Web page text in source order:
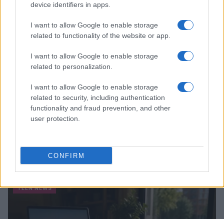
device identifiers in apps.
I want to allow Google to enable storage
related to functionality of the website or app.
I want to allow Google to enable storage
related to personalization.
I want to allow Google to enable storage
related to security, including authentication
functionality and fraud prevention, and other
user protection.
CONFIRM
TEEN NEWS
Guida al giornalino teen: linea editoriale, ruoli e
strumenti gratis
Matteo Pellegrino · 3 Ago 2026
TEEN NEWS